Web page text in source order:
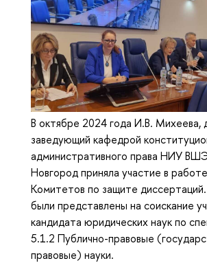
В октябре 2024 года И.В. Михеева,
заведующий кафедрой
административного права НИУ
Новгород приняла участие в
Комитетов по защите
были представлены на соискание
кандидата юридических наук по
5.1.2 Публично-правовые
правовые) науки.